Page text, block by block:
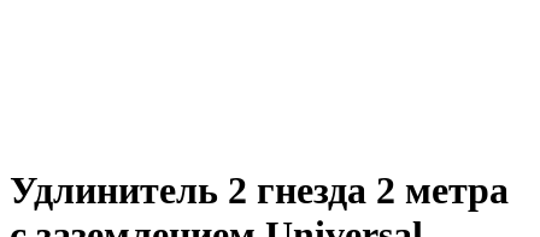
Удлинитель 2 гнезда 2 метра